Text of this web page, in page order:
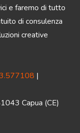
e faremo di tutto
di consulenza
creative
|
Capua (CE)